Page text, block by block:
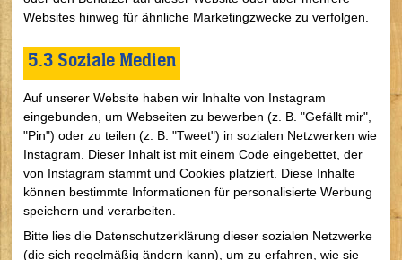
Websites hinweg für ähnliche Marketingzwecke zu verfolgen.
5.3 Soziale Medien
Auf unserer Website haben wir Inhalte von Instagram
eingebunden, um Webseiten zu bewerben (z. B. "Gefällt mir",
"Pin") oder zu teilen (z. B. "Tweet") in sozialen Netzwerken wie
Instagram. Dieser Inhalt ist mit einem Code eingebettet, der
von Instagram stammt und Cookies platziert. Diese Inhalte
können bestimmte Informationen für personalisierte Werbung
speichern und verarbeiten.
Bitte lies die Datenschutzerklärung dieser sozialen Netzwerke
(die sich regelmäßig ändern kann), um zu erfahren, wie sie